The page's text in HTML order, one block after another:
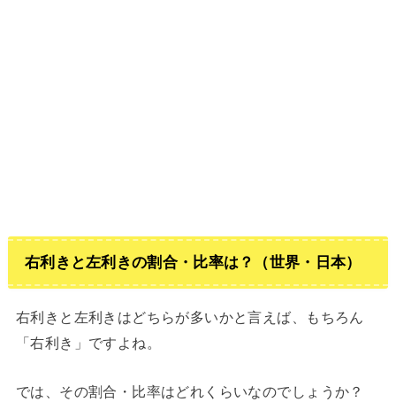
右利きと左利きの割合・比率は？（世界・日本）
右利きと左利きはどちらが多いかと言えば、もちろん
「右利き」ですよね。
では、その割合・比率はどれくらいなのでしょうか？